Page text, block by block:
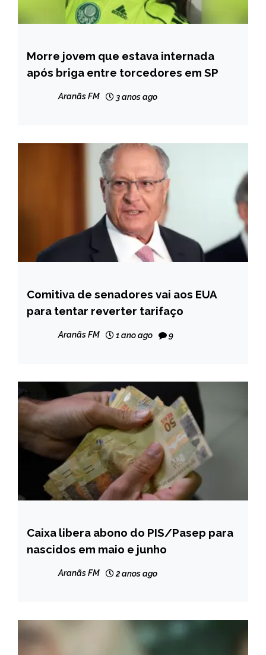
BRASIL
NOTÍCIAS
Morre jovem que estava internada
após briga entre torcedores em SP
Aranãs FM 3 anos ago
INTERNACIONAL
NOTÍCIAS
Comitiva de senadores vai aos EUA
para tentar reverter tarifaço
Aranãs FM 1 ano ago 9
BRASIL
NOTÍCIAS
Caixa libera abono do PIS/Pasep para
nascidos em maio e junho
Aranãs FM 2 anos ago